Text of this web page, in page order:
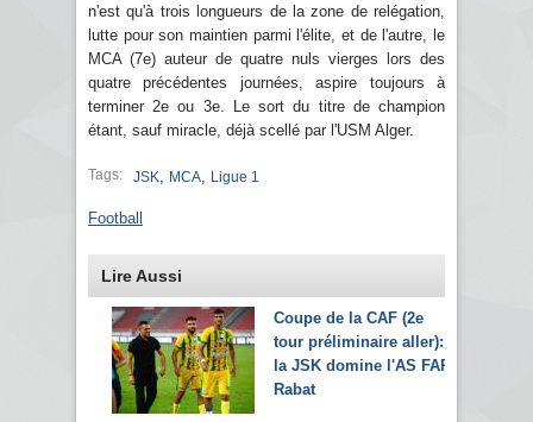
n'est qu'à trois longueurs de la zone de relégation,
lutte pour son maintien parmi l'élite, et de l'autre, le
MCA (7e) auteur de quatre nuls vierges lors des
quatre précédentes journées, aspire toujours à
terminer 2e ou 3e. Le sort du titre de champion
étant, sauf miracle, déjà scellé par l'USM Alger.
Tags: JSK MCA Ligue 1
Football
Lire Aussi
Coupe de la CAF (2e
tour préliminaire aller):
la JSK domine l'AS FAR
Rabat